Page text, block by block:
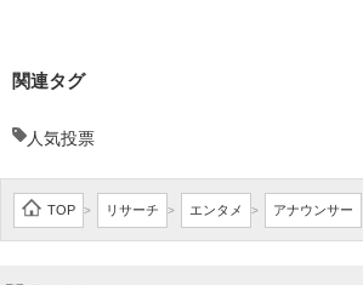
関連タグ
人気投票
TOP > リサーチ > エンタメ > アナウンサー